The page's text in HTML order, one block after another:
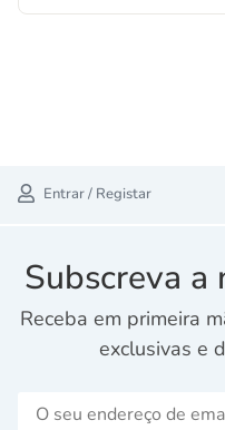
Entrar / Registar
Subscreva
Receba em primeira
exclusivas e